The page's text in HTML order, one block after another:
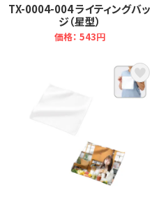
TX-0004-004 ライティングバッ
ジ（星型）
価格： 543円